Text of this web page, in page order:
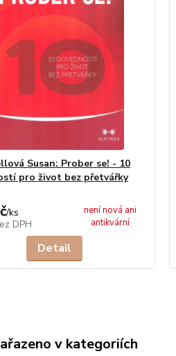
Susan: Prober se! - 10
pro život bez přetvářky
/ks
DPH
není nová ani
antikvární
Detail
v kategoriích